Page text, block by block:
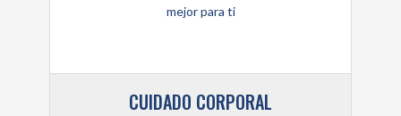
CUIDADO CORPORAL